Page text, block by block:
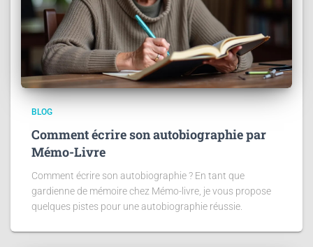
BLOG
Comment écrire son autobiographie par
Mémo-Livre
Comment écrire son autobiographie ? En tant que
gardienne de mémoire chez Mémo-livre, je vous propose
quelques pistes pour une autobiographie réussie.